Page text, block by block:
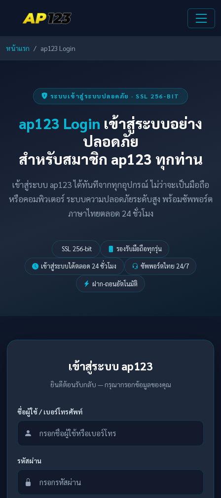
หน้าแรก ap123 Login
ระบบเข้าสู่ระบบปลอดภัย · SSL 256-BIT
ap123 Login เข้าสู่ระบบอย่าง
ปลอดภัย
สำหรับสมาชิก ap123 ทุกท่าน
เข้าสู่ระบบ ap123 ได้ทันทีจากทุกอุปกรณ์ ไม่ว่าจะเป็นมือถือ
หรือคอมพิวเตอร์ ระบบความปลอดภัยระดับสูง พร้อมซัพพอร์ต
ภาษาไทยตลอด 24 ชั่วโมง
SSL 256-bit รองรับมือถือทุกรุ่น
เข้าสู่ระบบได้ตลอด 24 ชั่วโมง ซัพพอร์ตไทย 24/7
ฝาก-ถอนอัตโนมัติ
เข้าสู่ระบบ ap123
ยินดีต้อนรับกลับ — กรุณากรอกข้อมูลของคุณ
ชื่อผู้ใช้ / เบอร์โทรศัพท์
รหัสผ่าน